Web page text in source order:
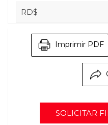
RD$
Imprimir PDF
SOLICITAR